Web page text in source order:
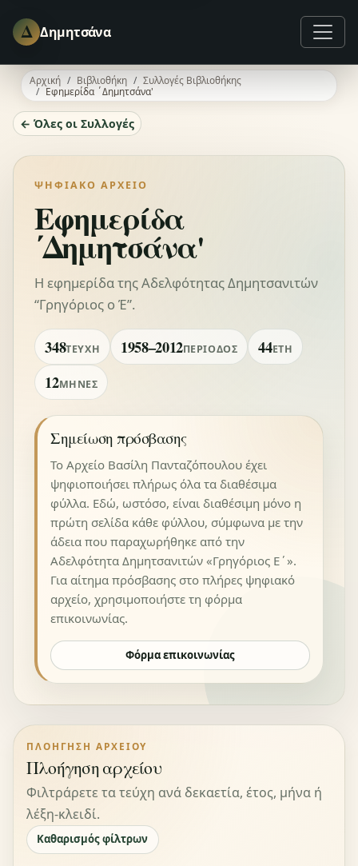
Δ Δημητσάνα
Αρχική Βιβλιοθήκη
Συλλογές Βιβλιοθήκης
Εφημερίδα ΄Δημητσάνα'
← Όλες οι Συλλογές
ΨΗΦΙΑΚΌ ΑΡΧΕΊΟ
Εφημερίδα
΄Δημητσάνα'
Η εφημερίδα της Αδελφότητας Δημητσανιτών
“Γρηγόριος ο Έ”.
348ΤΕΎΧΗ 1958–2012ΠΕΡΊΟΔΟΣ 44ΈΤΗ
12ΜΉΝΕΣ
Σημείωση πρόσβασης
Το Αρχείο Βασίλη Πανταζόπουλου έχει
ψηφιοποιήσει πλήρως όλα τα διαθέσιμα
φύλλα. Εδώ, ωστόσο, είναι διαθέσιμη μόνο η
πρώτη σελίδα κάθε φύλλου, σύμφωνα με την
άδεια που παραχωρήθηκε από την
Αδελφότητα Δημητσανιτών «Γρηγόριος Ε΄».
Για αίτημα πρόσβασης στο πλήρες ψηφιακό
αρχείο, χρησιμοποιήστε τη φόρμα
επικοινωνίας.
Φόρμα επικοινωνίας
ΠΛΟΉΓΗΣΗ ΑΡΧΕΊΟΥ
Πλοήγηση αρχείου
Φιλτράρετε τα τεύχη ανά δεκαετία, έτος, μήνα ή
λέξη-κλειδί.
Καθαρισμός φίλτρων